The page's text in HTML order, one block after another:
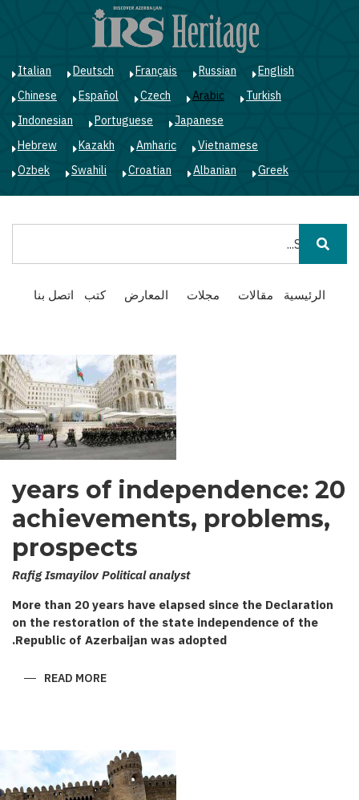
English
Russian
Français
Deutsch
Italian
Turkish
Arabic
Czech
Español
Chinese
Japanese
Portuguese
Indonesian
Vietnamese
Amharic
Kazakh
Hebrew
Greek
Albanian
Croatian
Swahili
Ozbek
Main
navigation
الرئيسية مقالات مجلات المعارض كتب اتصل بنا
20 years of independence:
achievements, problems,
prospects
Rafig Ismayilov Political analyst
More than 20 years have elapsed since the Declaration
on the restoration of the state independence of the
Republic of Azerbaijan was adopted.
READ MORE
ABOUT